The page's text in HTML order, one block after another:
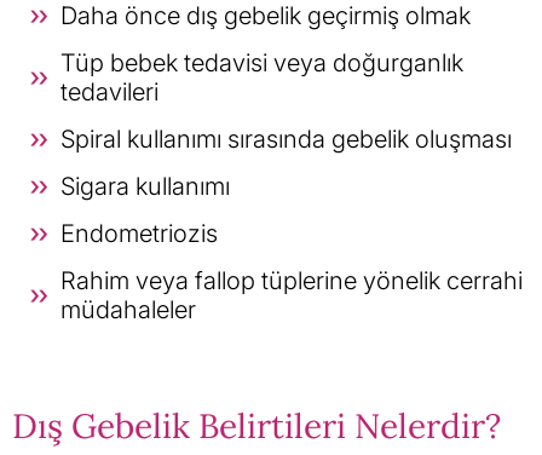
Daha önce dış gebelik geçirmiş olmak
Tüp bebek tedavisi veya doğurganlık
tedavileri
Spiral kullanımı sırasında gebelik oluşması
Sigara kullanımı
Endometriozis
Rahim veya fallop tüplerine yönelik cerrahi
müdahaleler
Dış Gebelik Belirtileri Nelerdir?